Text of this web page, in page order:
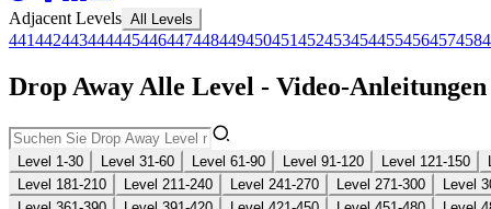
Adjacent Levels All Levels
441442443444445446447448449450451452453454455456457458
Drop Away Alle Level - Video-
Level 1-30 Level 31-60 Level 61-90 Level 91-120 Level 121-150
Level 181-210
Level 211-240 Level 241-270 Level 271-300
Level